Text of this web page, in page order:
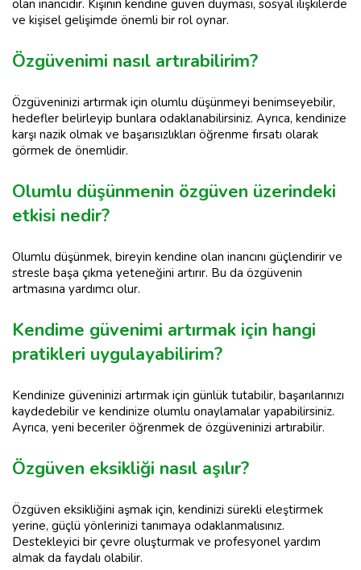
olan inancıdır. Kişinin kendine güven duyması, sosyal ilişkilerde
ve kişisel gelişimde önemli bir rol oynar.
Özgüvenimi nasıl artırabilirim?
Özgüveninizi artırmak için olumlu düşünmeyi benimseyebilir,
hedefler belirleyip bunlara odaklanabilirsiniz. Ayrıca, kendinize
karşı nazik olmak ve başarısızlıkları öğrenme fırsatı olarak
görmek de önemlidir.
Olumlu düşünmenin özgüven üzerindeki
etkisi nedir?
Olumlu düşünmek, bireyin kendine olan inancını güçlendirir ve
stresle başa çıkma yeteneğini artırır. Bu da özgüvenin
artmasına yardımcı olur.
Kendime güvenimi artırmak için hangi
pratikleri uygulayabilirim?
Kendinize güveninizi artırmak için günlük tutabilir, başarılarınızı
kaydedebilir ve kendinize olumlu onaylamalar yapabilirsiniz.
Ayrıca, yeni beceriler öğrenmek de özgüveninizi artırabilir.
Özgüven eksikliği nasıl aşılır?
Özgüven eksikliğini aşmak için, kendinizi sürekli eleştirmek
yerine, güçlü yönlerinizi tanımaya odaklanmalısınız.
Destekleyici bir çevre oluşturmak ve profesyonel yardım
almak da faydalı olabilir.